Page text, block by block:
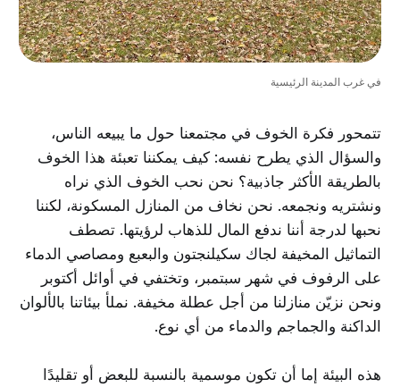
في غرب المدينة الرئيسية
تتمحور فكرة الخوف في مجتمعنا حول ما يبيعه الناس،
والسؤال الذي يطرح نفسه: كيف يمكننا تعبئة هذا الخوف
بالطريقة الأكثر جاذبية؟ نحن نحب الخوف الذي نراه
ونشتريه ونجمعه. نحن نخاف من المنازل المسكونة، لكننا
نحبها لدرجة أننا ندفع المال للذهاب لرؤيتها. تصطف
التماثيل المخيفة لجاك سكيلنجتون والبعبع ومصاصي الدماء
على الرفوف في شهر سبتمبر، وتختفي في أوائل أكتوبر
ونحن نزيّن منازلنا من أجل عطلة مخيفة. نملأ بيئاتنا بالألوان
الداكنة والجماجم والدماء من أي نوع.
هذه البيئة إما أن تكون موسمية بالنسبة للبعض أو تقليدًا